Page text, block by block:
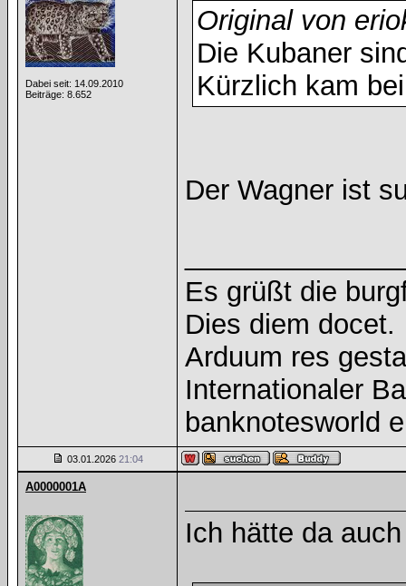
Dabei seit: 14.09.2010
Beiträge: 8.652
Original von
Die Kubaner
Kürzlich kam
Der Wagner ist
Es grüßt die
Dies diem docet.
Arduum res
Internationaler
banknotesworld
03.01.2026 21:04
A0000001A
Ich hätte da